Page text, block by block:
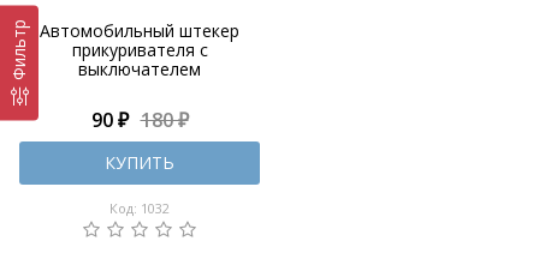
Автомобильный штекер
прикуривателя с
выключателем
90 ₽ 180 ₽
КУПИТЬ
Код: 1032
Фильтр